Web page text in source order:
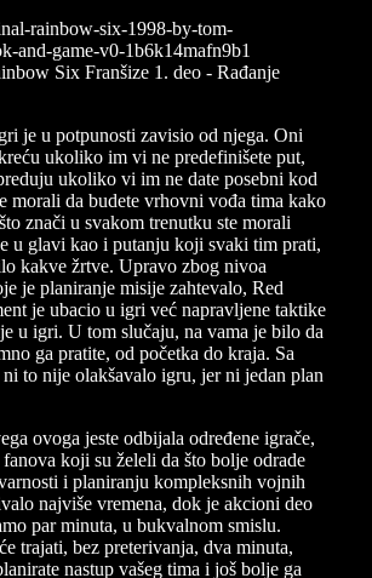
je u potpunosti zavisio od njega. Oni
ukoliko im vi ne predefinišete put,
ukoliko vi im ne date posebni kod
morali da budete vrhovni vođa tima kako
znači u svakom trenutku ste morali
u glavi kao i putanju koji svaki tim prati,
kakve žrtve. Upravo zbog nivoa
je planiranje misije zahtevalo, Red
je ubacio u igri već napravljene taktike
u igri. U tom slučaju, na vama je bilo da
ga pratite, od početka do kraja. Sa
ni to nije olakšavalo igru, jer ni jedan plan
ovoga jeste odbijala određene igrače,
koji su želeli da što bolje odrade
i planiranju kompleksnih vojnih
najviše vremena, dok je akcioni deo
par minuta, u bukvalnom smislu.
trajati, bez preterivanja, dva minuta,
nastup vašeg tima i još bolje ga